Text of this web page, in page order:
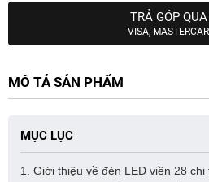
TRẢ GÓP
VISA,
MÔ TẢ SẢN PHẨM
MỤC LỤC
1. Giới thiệu về đèn LED viền 28 chi